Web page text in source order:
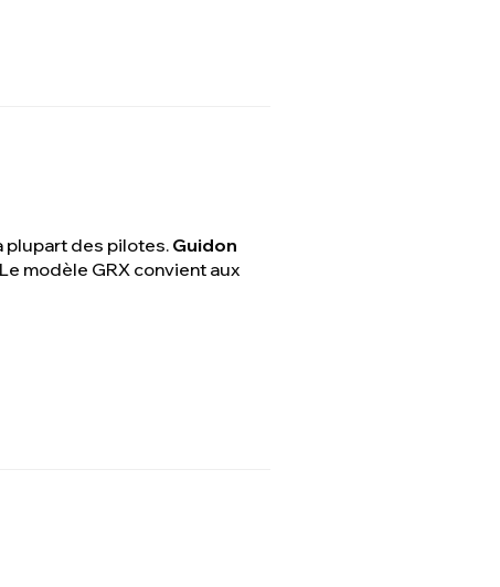
plupart des pilotes. Guidon
modèle GRX convient aux